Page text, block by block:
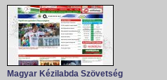
Magyar Kézilabda Szövetség